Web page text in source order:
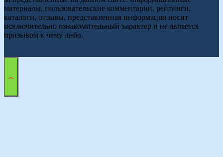
материалы, пользовательские комментарии, рейтинги,
каталоги, отзывы, представленная информация носит
исключительно ознакомительный характер и не является
призывом к чему либо.